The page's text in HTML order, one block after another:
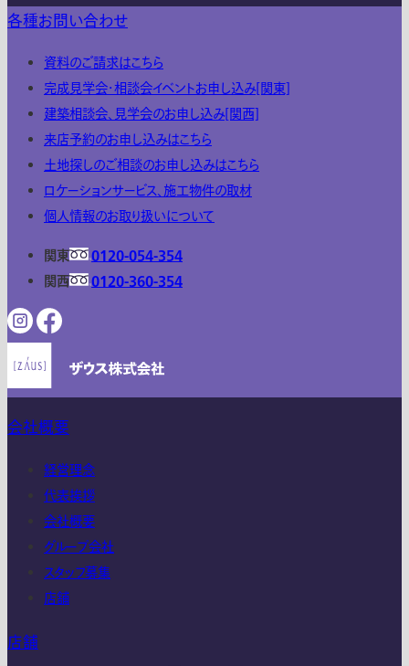
各種お問い合わせ
資料のご請求はこちら
完成見学会・相談会イベントお申し込み[関東]
建築相談会、見学会のお申し込み[関西]
来店予約のお申し込みはこちら
土地探しのご相談のお申し込みはこちら
ロケーションサービス、施工物件の取材
個人情報のお取り扱いについて
関東
0120-054-354
関西
0120-360-354
会社概要
経営理念
代表挨拶
会社概要
グループ会社
スタッフ募集
店舗
店舗